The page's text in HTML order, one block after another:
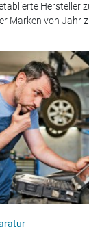
Hersteller
Marken von Jahr